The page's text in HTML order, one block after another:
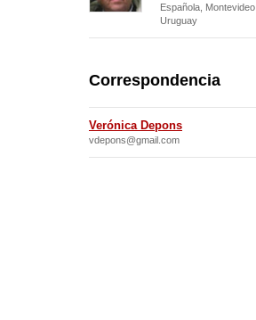
Española, Montevideo,
Uruguay
Correspondencia
Verónica Depons
vdepons@gmail.com